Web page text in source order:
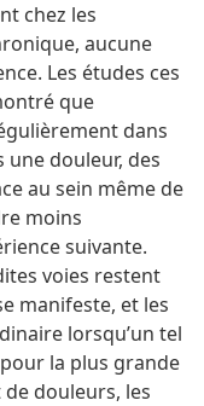
chez les
aucune
Les études ces
que
dans
une douleur, des
au sein même de
moins
suivante.
voies restent
manifeste, et les
lorsqu’un tel
la plus grande
douleurs, les